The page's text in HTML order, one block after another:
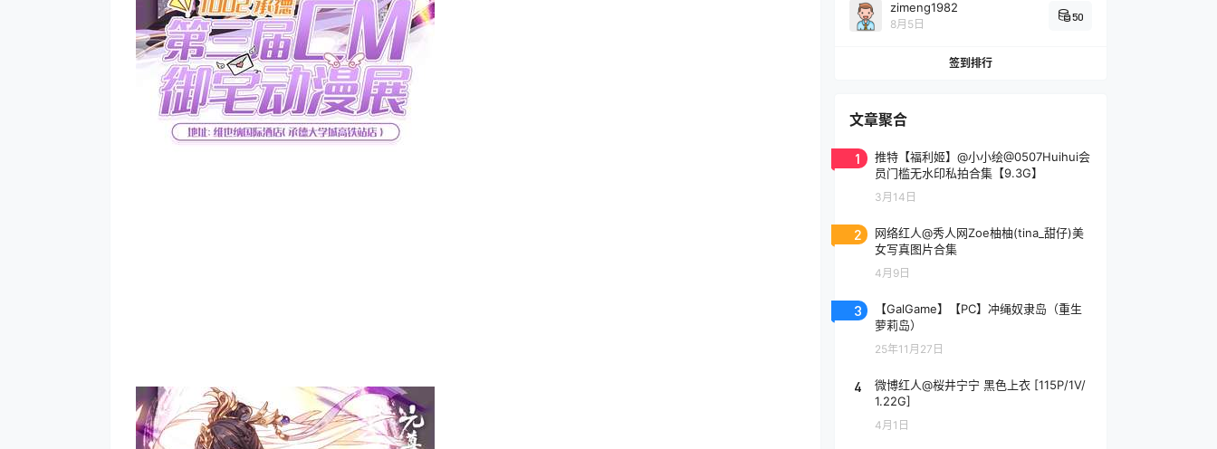
zimeng1982
8月5日
50
签到排行
文章聚合
1
推特【福利姬】@小小绘@0507Huihui会
员门槛无水印私拍合集【9.3G】
3月14日
2
网络红人@秀人网Zoe柚柚(tina_甜仔)美
女写真图片合集
4月9日
3
【GalGame】【PC】冲绳奴隶岛（重生
萝莉岛）
25年11月27日
4
微博红人@桜井宁宁 黑色上衣 [115P/1V/
1.22G]
4月1日